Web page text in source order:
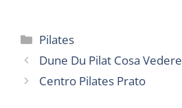
Categorie
Pilates
Dune Du Pilat Cosa Vedere
Centro Pilates Prato